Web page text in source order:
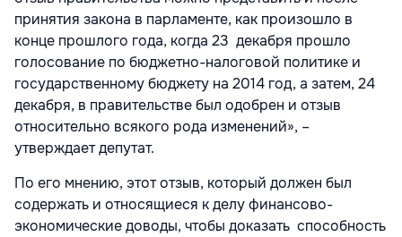
принятия закона в парламенте, как произошло в
конце прошлого года, когда 23 декабря прошло
голосование по бюджетно-налоговой политике и
государственному бюджету на 2014 год, а затем, 24
декабря, в правительстве был одобрен и отзыв
относительно всякого рода изменений», –
утверждает депутат.
По его мнению, этот отзыв, который должен был
содержать и относящиеся к делу финансово-
экономические доводы, чтобы доказать способность